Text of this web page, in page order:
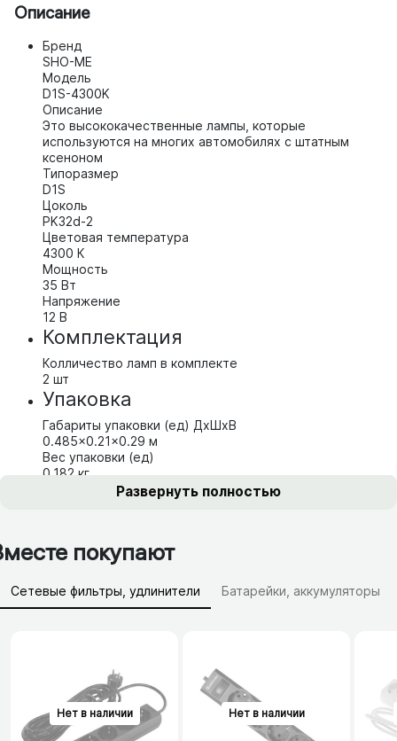
Описание
Бренд
SHO-ME
Модель
D1S-4300K
Описание
Это высококачественные лампы, которые
используются на многих автомобилях с штатным
ксеноном
Типоразмер
D1S
Цоколь
PK32d-2
Цветовая температура
4300 К
Мощность
35 Вт
Напряжение
12 В
Комплектация
Колличество ламп в комплекте
2 шт
Упаковка
Габариты упаковки (ед) ДхШхВ
0.485x0.21x0.29 м
Вес упаковки (ед)
0.182 кг
Развернуть полностью
покупают
Сетевые фильтры, удлинители Батарейки, аккумуляторы